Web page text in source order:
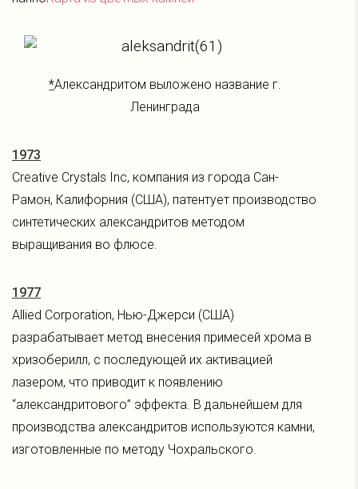
*Александритом выложено название г.
Ленинграда
1973
Creative Crystals Inc, компания из города Сан-
Рамон, Калифорния (США), патентует производство
синтетических александритов методом
выращивания во флюсе.
1977
Allied Corporation, Нью-Джерси (США)
разрабатывает метод внесения примесей хрома в
хризоберилл, с последующей их активацией
лазером, что приводит к появлению
“александритового” эффекта. В дальнейшем для
производства александритов используются камни,
изготовленные по методу Чохральского.